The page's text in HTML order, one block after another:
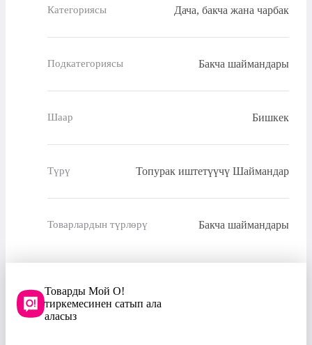
Категориясы Дача, бакча жана чарбак
Подкатегориясы Бакча шаймандары
Шаар Бишкек
Түрү Топурак иштетүүчү Шаймандар
Товарлардын түрлөрү Бакча шаймандары
Товарды Мой О!
тиркемесинен сатып ала
аласыз